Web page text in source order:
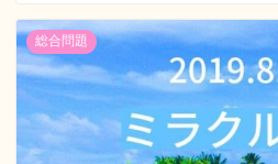
総合問題